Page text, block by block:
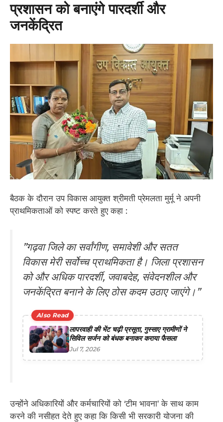
​प्रशासन को बनाएंगे पारदर्शी और
जनकेंद्रित
बैठक के दौरान उप विकास आयुक्त श्रीमती प्रेमलता मुर्मू ने अपनी
प्राथमिकताओं को स्पष्ट करते हुए कहा :
​”गढ़वा जिले का सर्वांगीण, समावेशी और सतत
विकास मेरी सर्वोच्च प्राथमिकता है। जिला प्रशासन
को और अधिक पारदर्शी, जवाबदेह, संवेदनशील और
जनकेंद्रित बनाने के लिए ठोस कदम उठाए जाएंगे।”
Also Read
लापरवाही की भेंट चढ़ी प्रसूता, गुस्साए ग्रामीणों ने
सिविल सर्जन को बंधक बनाकर कराया फैसला
Jul 7, 2026
​उन्होंने अधिकारियों और कर्मचारियों को ‘टीम भावना’ के साथ काम
करने की नसीहत देते हुए कहा कि किसी भी सरकारी योजना की